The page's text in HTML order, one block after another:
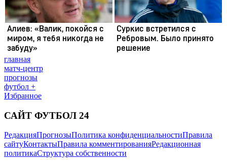
главная
матч-центр
прогнозы
футбол +
Избранное
САЙТ ФУТБОЛ 24
РедакцияПрогнозыПолитика конфиденциальностиПравила
сайтуКонтактыПравила комментированияРедакционная
политикаСтруктура собственности